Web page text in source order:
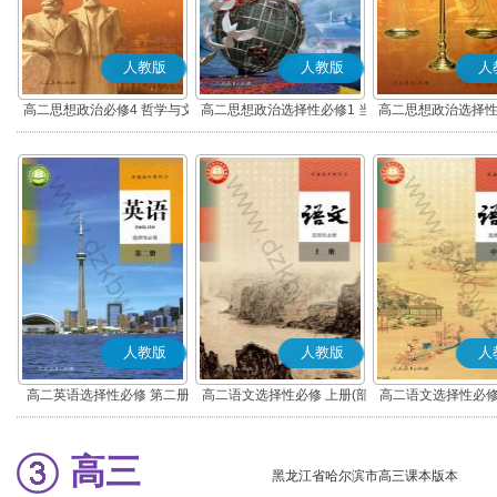
人教版
高二思想政治必修4 哲学与文
化(部编版)
人教版
高二思想政治选择性必修1 当
代国际政治与经济(部编版)
人
高二思想政治选择
律与生活(部
人教版
高二英语选择性必修 第二册
人教版
高二语文选择性必修 上册(部
编版)
人
高二语文选择性必
编版)
高三 黑龙江省哈尔滨市高三课本版本